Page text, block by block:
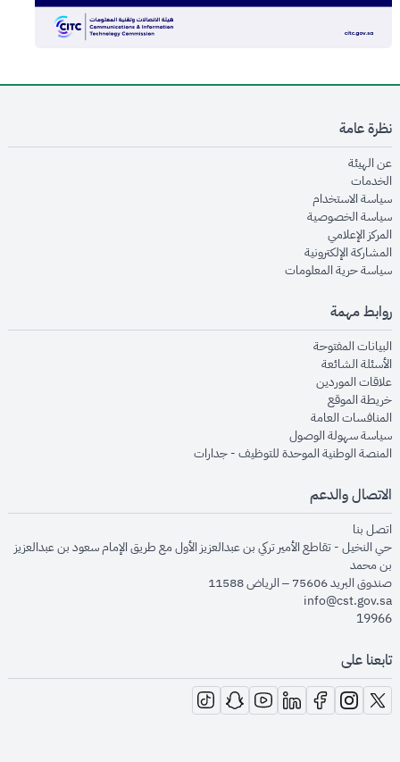
نظرة عامة
عن الهيئةopens in new window
الخدماتopens in new window
سياسة الاستخدام
سياسة الخصوصيةopens in new window
المركز الإعلاميopens in new window
المشاركة الإلكترونيةopens in new window
سياسة حرية المعلوماتopens in new window
روابط مهمة
البيانات المفتوحةopens in new window
الأسئلة الشائعةopens in new window
علاقات الموردينopens in new window
خريطة الموقعopens in new window
المنافسات العامةopens in new window
سياسة سهولة الوصولopens in new window
المنصة الوطنية الموحدة للتوظيف - جداراتopens in new window
الاتصال والدعم
اتصل بنا
حي النخيل - تقاطع الأمير تركي بن عبدالعزيز الأول مع طريق الإمام سعود بن عبدالعزيز
بن محمد
صندوق البريد 75606 – الرياض 11588
info@cst.gov.sa
19966
تابعنا على
opens in new window
opens in new window
opens in new window
opens in new window
opens in new window
opens in new window
opens in new window